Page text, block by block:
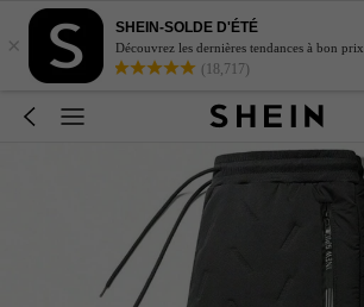
×
SHEIN-SOLDE D'ÉTÉ
Découvrez les dernières tendances à bon prix.
(18,717)